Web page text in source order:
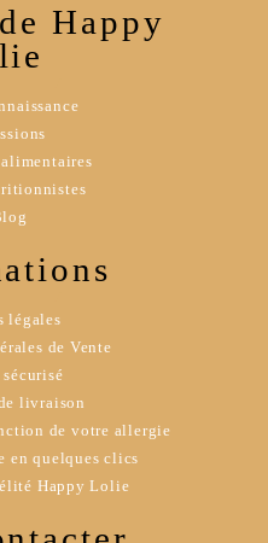
Happy
légales
de Vente
livraison
de votre allergie
en quelques clics
Happy Lolie